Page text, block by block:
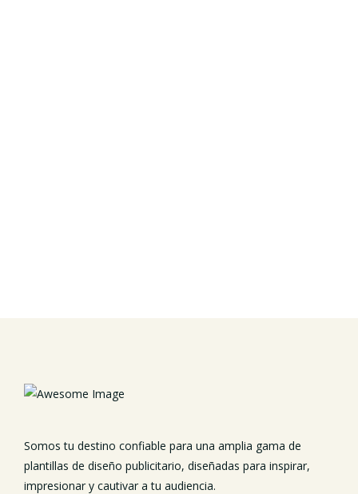
Somos tu destino confiable para una amplia gama de
plantillas de diseño publicitario, diseñadas para inspirar,
impresionar y cautivar a tu audiencia.